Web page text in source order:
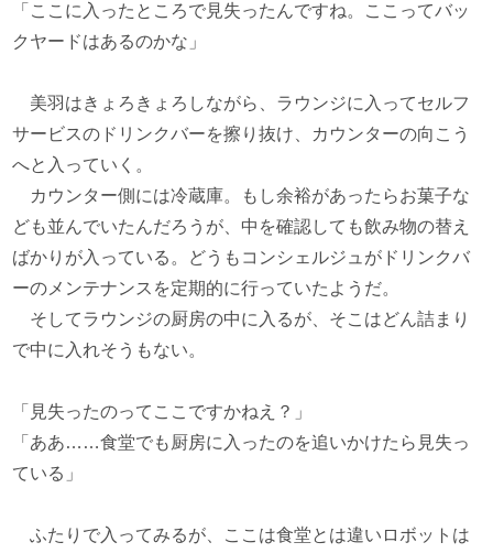
「ここに入ったところで見失ったんですね。ここってバッ
クヤードはあるのかな」
美羽はきょろきょろしながら、ラウンジに入ってセルフ
サービスのドリンクバーを擦り抜け、カウンターの向こう
へと入っていく。
カウンター側には冷蔵庫。もし余裕があったらお菓子な
ども並んでいたんだろうが、中を確認しても飲み物の替え
ばかりが入っている。どうもコンシェルジュがドリンクバ
ーのメンテナンスを定期的に行っていたようだ。
そしてラウンジの厨房の中に入るが、そこはどん詰まり
で中に入れそうもない。
「見失ったのってここですかねえ？」
「ああ……食堂でも厨房に入ったのを追いかけたら見失っ
ている」
ふたりで入ってみるが、ここは食堂とは違いロボットは